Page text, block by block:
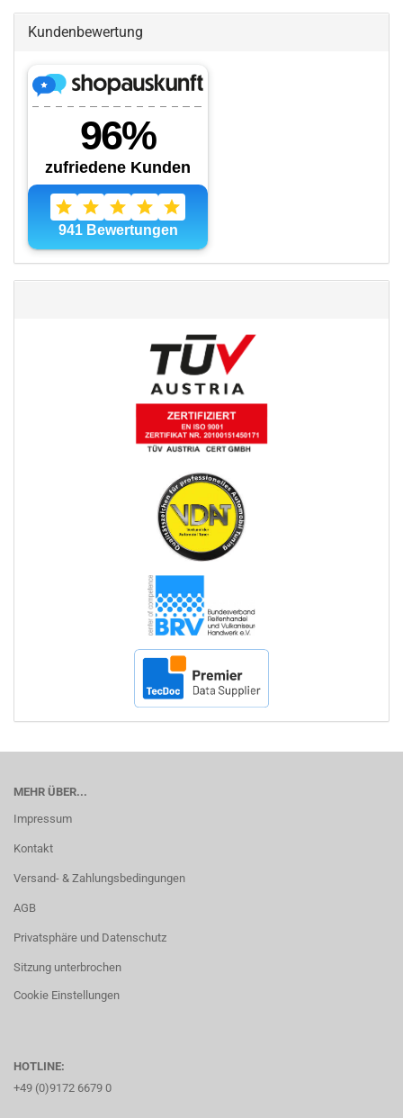
Kundenbewertung
MEHR ÜBER...
Impressum
Kontakt
Versand- & Zahlungsbedingungen
AGB
Privatsphäre und Datenschutz
Sitzung unterbrochen
Cookie Einstellungen
HOTLINE:
+49 (0)9172 6679 0